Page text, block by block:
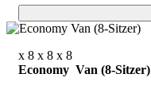
x 8 x 8 x 8
Economy Van (8-Sitzer)